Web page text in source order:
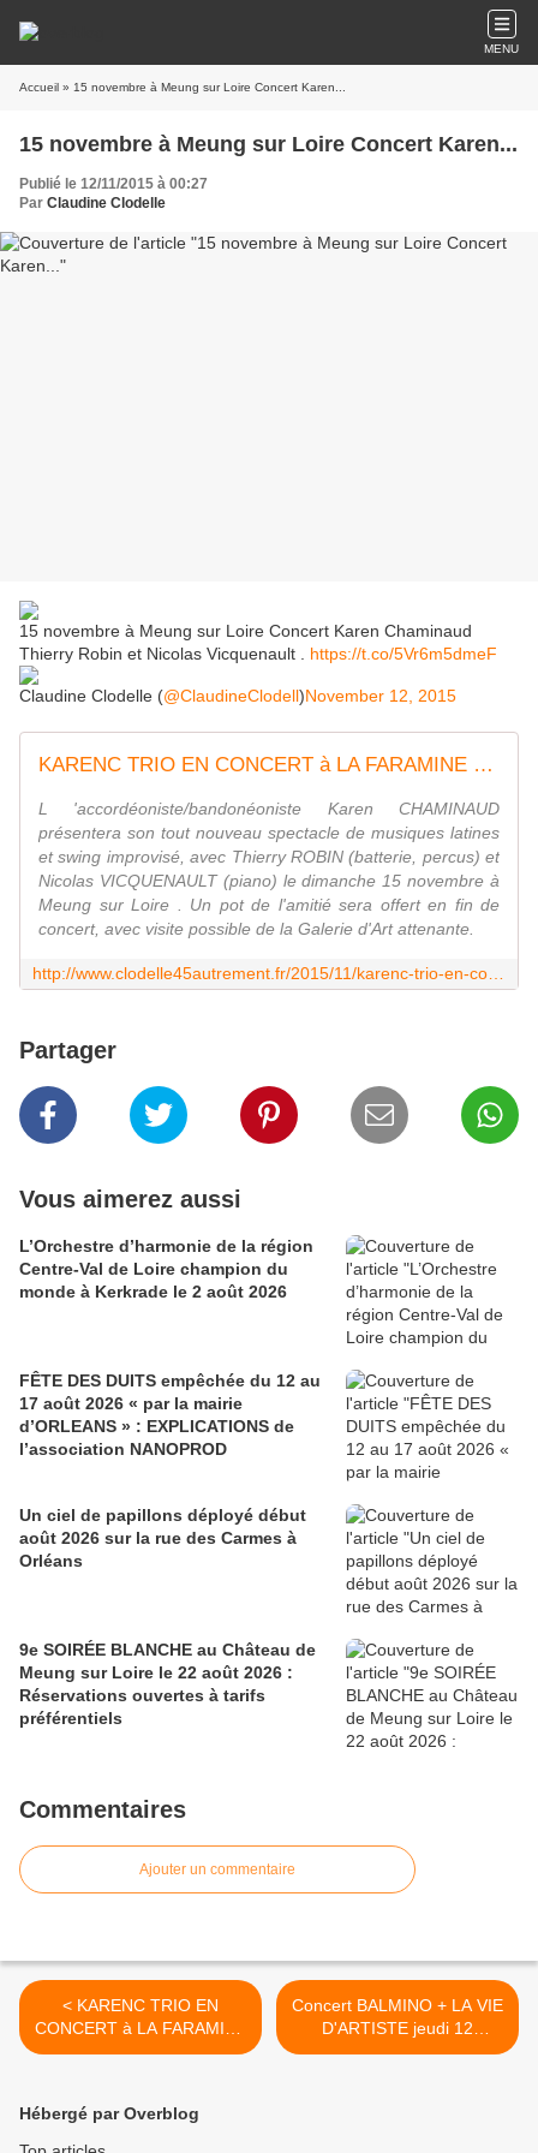
MENU
Accueil » 15 novembre à Meung sur Loire Concert Karen...
15 novembre à Meung sur Loire Concert Karen...
Publié le 12/11/2015 à 00:27
Par Claudine Clodelle
15 novembre à Meung sur Loire Concert Karen Chaminaud
Thierry Robin et Nicolas Vicquenault . https://t.co/5Vr6m5dmeF
Claudine Clodelle (@ClaudineClodell)November 12, 2015
KARENC TRIO EN CONCERT à LA FARAMINE Meung sur Loire 15 novembre 2015 - VIVRE AUTREMENT VOS LOISIRS avec Clodelle
L 'accordéoniste/bandonéoniste Karen CHAMINAUD
présentera son tout nouveau spectacle de musiques latines
et swing improvisé, avec Thierry ROBIN (batterie, percus) et
Nicolas VICQUENAULT (piano) le dimanche 15 novembre à
Meung sur Loire . Un pot de l'amitié sera offert en fin de
concert, avec visite possible de la Galerie d'Art attenante.
Partager
Vous aimerez aussi
L’Orchestre d’harmonie de la région
Centre-Val de Loire champion du
monde à Kerkrade le 2 août 2026
FÊTE DES DUITS empêchée du 12 au
17 août 2026 « par la mairie
d’ORLEANS » : EXPLICATIONS de
l’association NANOPROD
Un ciel de papillons déployé début
août 2026 sur la rue des Carmes à
Orléans
9e SOIRÉE BLANCHE au Château de
Meung sur Loire le 22 août 2026 :
Réservations ouvertes à tarifs
préférentiels
Commentaires
Ajouter un commentaire
< KARENC TRIO EN
CONCERT à LA FARAMINE
Meung sur Loire 15
Concert BALMINO + LA VIE
D'ARTISTE jeudi 12
Novembre à St Jean de
Hébergé par Overblog